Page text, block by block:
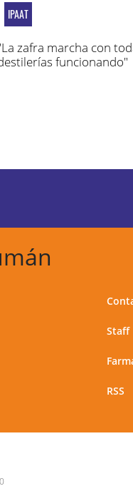
IPAAT
zafra marcha con
funcionando"
Staff
RSS